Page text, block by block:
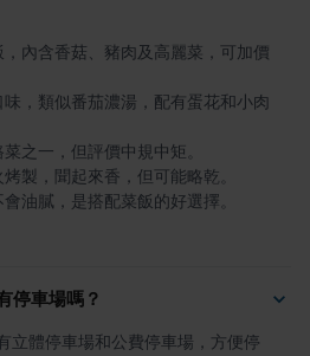
內含香菇、豬肉及高麗菜，可加價
，類似番茄濃湯，配有蛋花和小肉
油膩，是搭配菜飯的好選擇。
停車場嗎？
立體停車場和公費停車場，方便停